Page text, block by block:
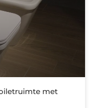
met